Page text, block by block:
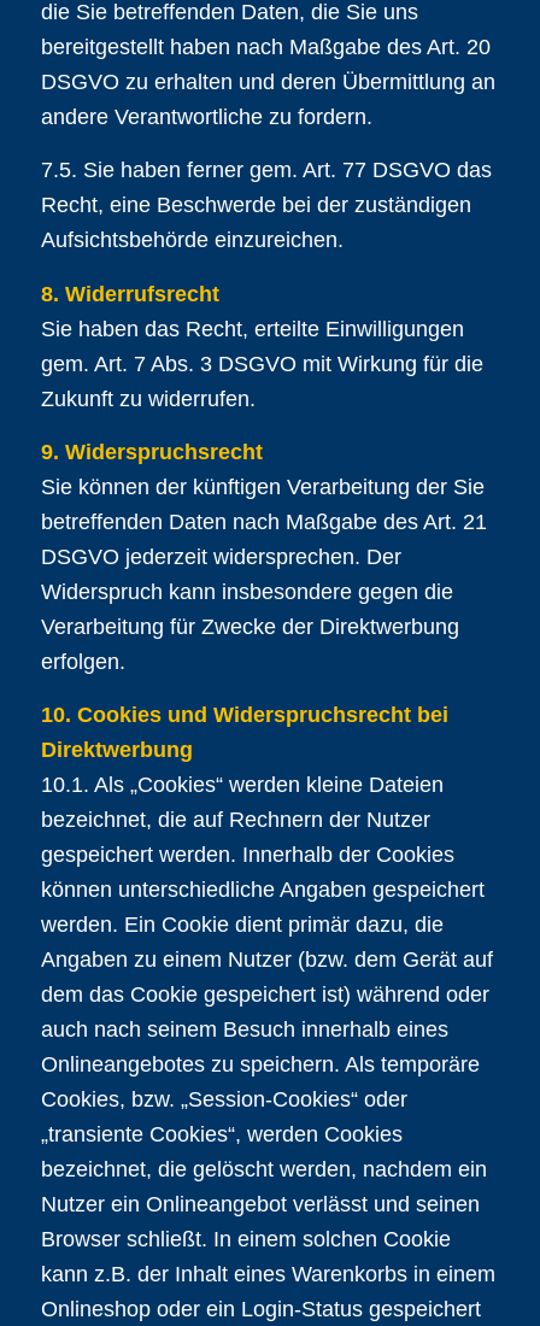
die Sie betreffenden Daten, die Sie uns
bereitgestellt haben nach Maßgabe des Art. 20
DSGVO zu erhalten und deren Übermittlung an
andere Verantwortliche zu fordern.
7.5. Sie haben ferner gem. Art. 77 DSGVO das
Recht, eine Beschwerde bei der zuständigen
Aufsichtsbehörde einzureichen.
8. Widerrufsrecht
Sie haben das Recht, erteilte Einwilligungen
gem. Art. 7 Abs. 3 DSGVO mit Wirkung für die
Zukunft zu widerrufen.
9. Widerspruchsrecht
Sie können der künftigen Verarbeitung der Sie
betreffenden Daten nach Maßgabe des Art. 21
DSGVO jederzeit widersprechen. Der
Widerspruch kann insbesondere gegen die
Verarbeitung für Zwecke der Direktwerbung
erfolgen.
10. Cookies und Widerspruchsrecht bei
Direktwerbung
10.1. Als „Cookies“ werden kleine Dateien
bezeichnet, die auf Rechnern der Nutzer
gespeichert werden. Innerhalb der Cookies
können unterschiedliche Angaben gespeichert
werden. Ein Cookie dient primär dazu, die
Angaben zu einem Nutzer (bzw. dem Gerät auf
dem das Cookie gespeichert ist) während oder
auch nach seinem Besuch innerhalb eines
Onlineangebotes zu speichern. Als temporäre
Cookies, bzw. „Session-Cookies“ oder
„transiente Cookies“, werden Cookies
bezeichnet, die gelöscht werden, nachdem ein
Nutzer ein Onlineangebot verlässt und seinen
Browser schließt. In einem solchen Cookie
kann z.B. der Inhalt eines Warenkorbs in einem
Onlineshop oder ein Login-Status gespeichert